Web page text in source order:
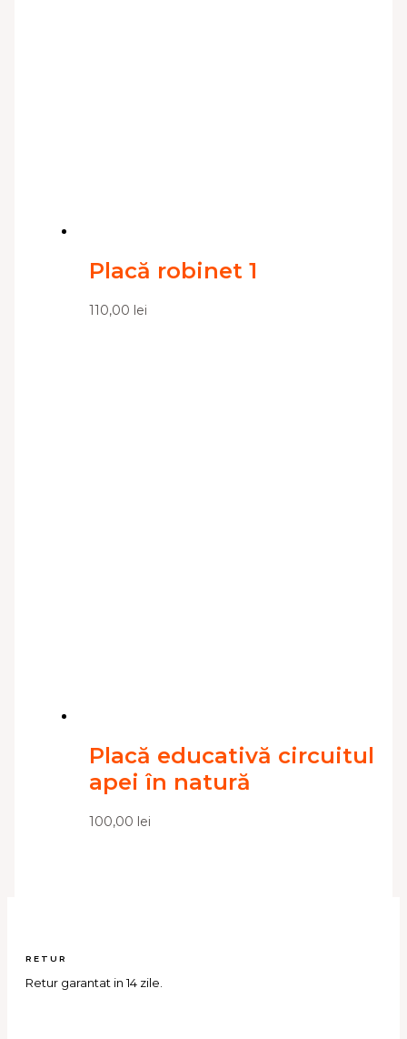
Placă robinet 1
110,00 lei
Placă educativă circuitul
apei în natură
100,00 lei
RETUR
Retur garantat in 14 zile.